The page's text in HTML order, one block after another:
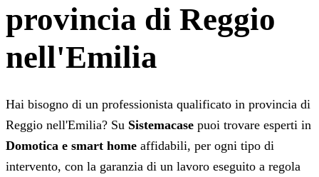
provincia di Reggio
nell'Emilia
Hai bisogno di un professionista qualificato in provincia di
Reggio nell'Emilia? Su Sistemacase puoi trovare esperti in
Domotica e smart home affidabili, per ogni tipo di
intervento, con la garanzia di un lavoro eseguito a regola